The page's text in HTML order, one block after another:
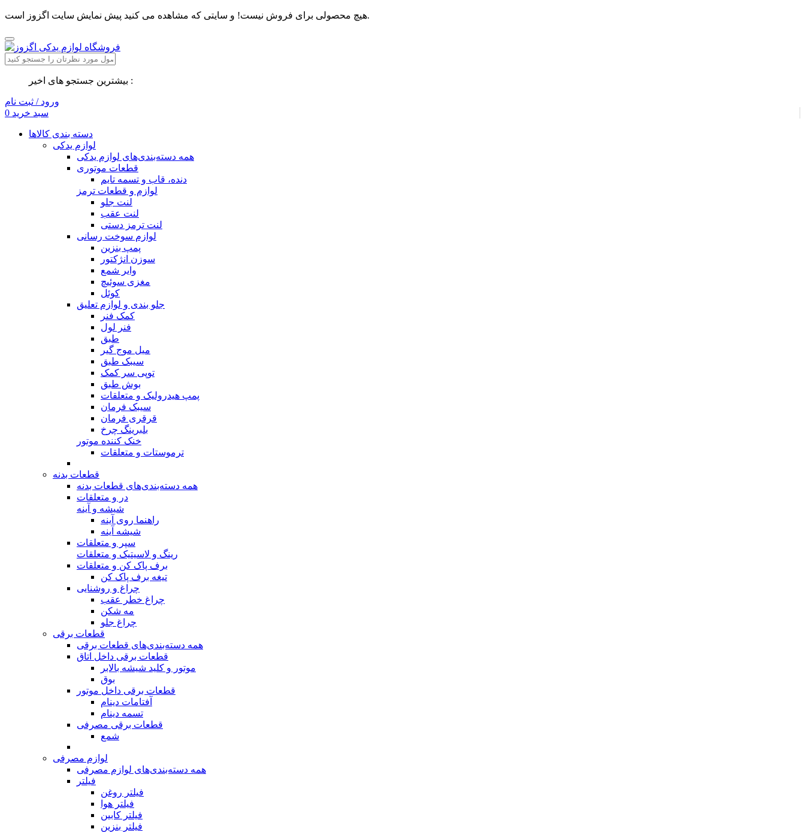
هیچ محصولی برای فروش نیست! و سایتی که مشاهده می کنید پیش نمایش سایت اگزوز است.
بیشترین جستجو های اخیر :
ورود / ثبت نام
سبد خرید 0
دسته بندی کالاها
لوازم یدکی
همه دسته‌بندی‌های لوازم یدکی
قطعات موتوری
دنده، قاب و تسمه تایم
لوازم و قطعات ترمز
لنت جلو
لنت عقب
لنت ترمز دستی
لوازم سوخت رسانی
پمپ بنزین
سوزن انژکتور
وایر شمع
مغزی سوئیچ
کوئل
جلو بندی و لوازم تعلیق
کمک فنر
فنر لول
طبق
میل موج گیر
سیبک طبق
توپی سر کمک
بوش طبق
پمپ هیدرولیک و متعلقات
سیبک فرمان
قرقری فرمان
بلبرینگ چرخ
خنک کننده موتور
ترموستات و متعلقات
قطعات بدنه
همه دسته‌بندی‌های قطعات بدنه
در و متعلقات
شیشه و آینه
راهنما روی آینه
شیشه آینه
سپر و متعلقات
رینگ و لاسیتیک و متعلقات
برف پاک کن و متعلقات
تیغه برف پاک کن
چراغ و روشنایی
چراغ خطر عقب
مه شکن
چراغ جلو
قطعات برقی
همه دسته‌بندی‌های قطعات برقی
قطعات برقی داخل اتاق
موتور و کلید شیشه بالابر
بوق
قطعات برقی داخل موتور
آفتامات دینام
تسمه‌‌ دینام
قطعات برقی مصرفی
شمع
لوازم مصرفی
همه دسته‌بندی‌های لوازم مصرفی
فیلتر
فیلتر روغن
فیلتر هوا
فیلتر کابین
فیلتر بنزین